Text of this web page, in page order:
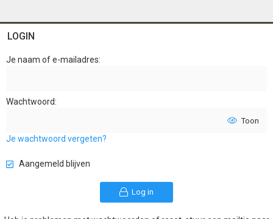
LOGIN
Je naam of e-mailadres
Wachtwoord
Toon
Je wachtwoord vergeten?
Aangemeld blijven
Log in